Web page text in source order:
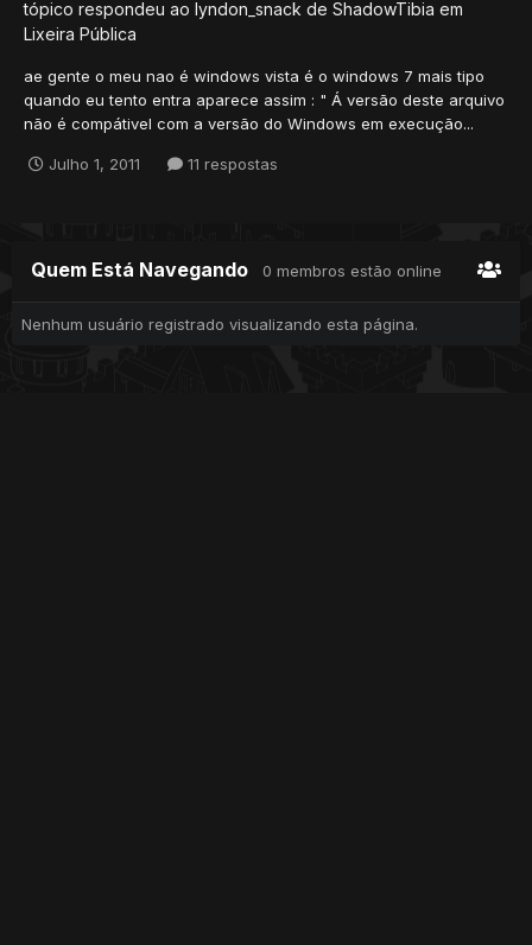
tópico respondeu ao lyndon_snack de ShadowTibia em
Lixeira Pública
ae gente o meu nao é windows vista é o windows 7 mais tipo
quando eu tento entra aparece assim : " Á versão deste arquivo
não é compátivel com a versão do Windows em execução...
Julho 1, 2011 11 respostas
Quem Está Navegando 0 membros estão online
Nenhum usuário registrado visualizando esta página.